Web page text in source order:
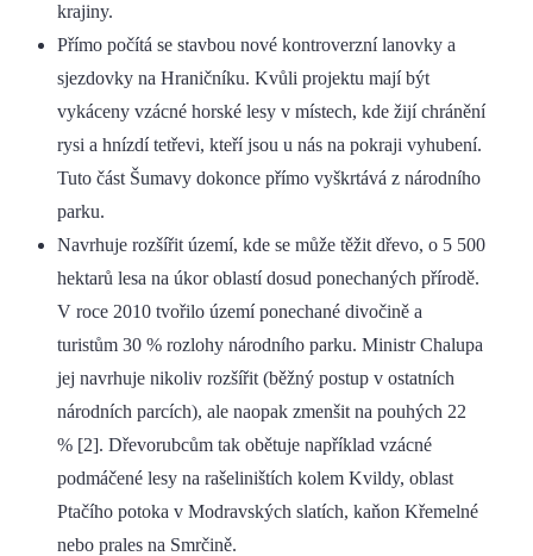
krajiny.
Přímo počítá se stavbou nové kontroverzní lanovky a
sjezdovky na Hraničníku. Kvůli projektu mají být
vykáceny vzácné horské lesy v místech, kde žijí chránění
rysi a hnízdí tetřevi, kteří jsou u nás na pokraji vyhubení.
Tuto část Šumavy dokonce přímo vyškrtává z národního
parku.
Navrhuje rozšířit území, kde se může těžit dřevo, o 5 500
hektarů lesa na úkor oblastí dosud ponechaných přírodě.
V roce 2010 tvořilo území ponechané divočině a
turistům 30 % rozlohy národního parku. Ministr Chalupa
jej navrhuje nikoliv rozšířit (běžný postup v ostatních
národních parcích), ale naopak zmenšit na pouhých 22
% [2]. Dřevorubcům tak obětuje například vzácné
podmáčené lesy na rašeliništích kolem Kvildy, oblast
Ptačího potoka v Modravských slatích, kaňon Křemelné
nebo prales na Smrčině.